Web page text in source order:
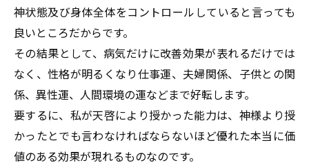
神状態及び身体全体をコントロールしていると言っても
良いところだからです。
その結果として、病気だけに改善効果が表れるだけでは
なく、性格が明るくなり仕事運、夫婦関係、子供との関
係、異性運、人間環境の運などまで好転します。
要するに、私が天啓により授かった能力は、神様より授
かったとでも言わなければならないほど優れた本当に価
値のある効果が現れるものなのです。